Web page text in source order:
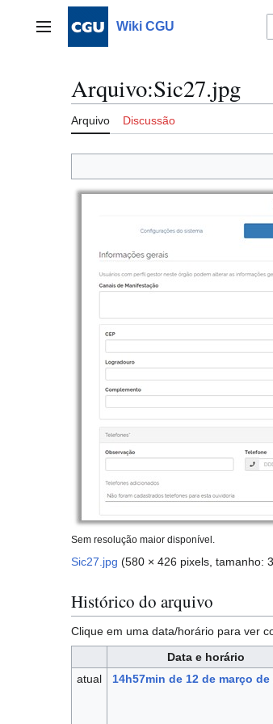
Menu principalWiki CGU
Arquivo:Sic27.jpg
Arquivo Discussão
Sem resolução maior disponível.
Sic27.jpg (580 × 426 pixels, tamanho:
Histórico do arquivo
Clique em uma data/horário para ver
Data e horário
atual
14h57min de 12 de março de